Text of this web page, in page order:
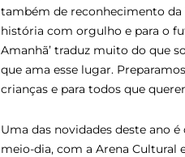
também de reconhecimento da
história com orgulho e para o
Amanhã’ traduz muito do que
que ama esse lugar.
crianças e para todos que
Uma das novidades deste ano
meio-dia, com a Arena Cultural